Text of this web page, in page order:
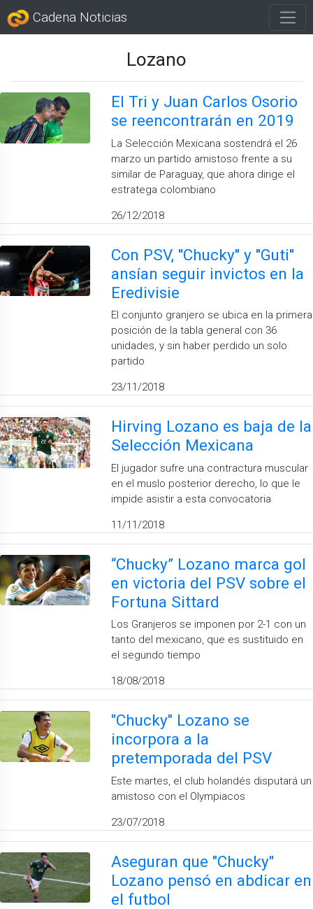
Cadena Noticias
Lozano
El Tri y Juan Carlos Osorio
se reencontrarán en 2019
La Selección Mexicana sostendrá el 26
marzo un partido amistoso frente a su
similar de Paraguay, que ahora dirige el
estratega colombiano
26/12/2018
Con PSV, ''Chucky'' y ''Guti''
ansían seguir invictos en la
Eredivisie
El conjunto granjero se ubica en la primera
posición de la tabla general con 36
unidades, y sin haber perdido un solo
partido
23/11/2018
Hirving Lozano es baja de la
Selección Mexicana
El jugador sufre una contractura muscular
en el muslo posterior derecho, lo que le
impide asistir a esta convocatoria
11/11/2018
“Chucky” Lozano marca gol
en victoria del PSV sobre el
Fortuna Sittard
Los Granjeros se imponen por 2-1 con un
tanto del mexicano, que es sustituido en
el segundo tiempo
18/08/2018
"Chucky" Lozano se
incorpora a la
pretemporada del PSV
Este martes, el club holandés disputará un
amistoso con el Olympiacos
23/07/2018
Aseguran que "Chucky"
Lozano pensó en abdicar en
el futbol